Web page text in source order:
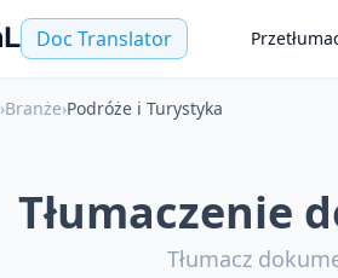
Doc Translator
›Branże›Podróże i Turystyka
Tłumaczenie
Tłumacz